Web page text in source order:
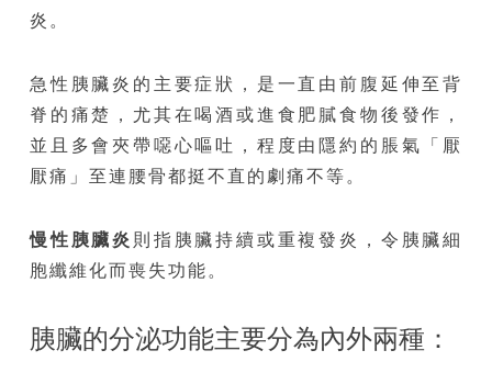
炎。
急性胰臟炎的主要症狀，是一直由前腹延伸至背
脊的痛楚，尤其在喝酒或進食肥膩食物後發作，
並且多會夾帶噁心嘔吐，程度由隱約的脹氣「厭
厭痛」至連腰骨都挺不直的劇痛不等。
慢性胰臟炎 則指胰臟持續或重複發炎，令胰臟細
胞纖維化而喪失功能。
胰臟的分泌功能主要分為內外兩種：